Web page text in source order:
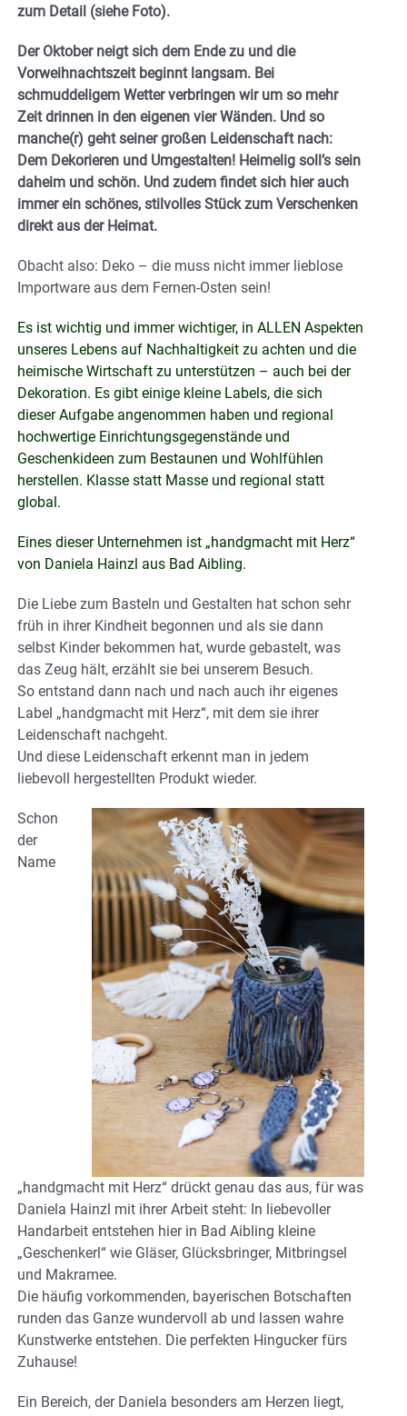
zum Detail (siehe Foto).
Der Oktober neigt sich dem Ende zu und die
Vorweihnachtszeit beginnt langsam. Bei
schmuddeligem Wetter verbringen wir um so mehr
Zeit drinnen in den eigenen vier Wänden. Und so
manche(r) geht seiner großen Leidenschaft nach:
Dem Dekorieren und Umgestalten! Heimelig soll’s sein
daheim und schön. Und zudem findet sich hier auch
immer ein schönes, stilvolles Stück zum Verschenken
direkt aus der Heimat.
Obacht also: Deko – die muss nicht immer lieblose
Importware aus dem Fernen-Osten sein!
Es ist wichtig und immer wichtiger, in ALLEN Aspekten
unseres Lebens auf Nachhaltigkeit zu achten und die
heimische Wirtschaft zu unterstützen – auch bei der
Dekoration. Es gibt einige kleine Labels, die sich
dieser Aufgabe angenommen haben und regional
hochwertige Einrichtungsgegenstände und
Geschenkideen zum Bestaunen und Wohlfühlen
herstellen. Klasse statt Masse und regional statt
global.
Eines dieser Unternehmen ist „handgmacht mit Herz“
von Daniela Hainzl aus Bad Aibling.
Die Liebe zum Basteln und Gestalten hat schon sehr
früh in ihrer Kindheit begonnen und als sie dann
selbst Kinder bekommen hat, wurde gebastelt, was
das Zeug hält, erzählt sie bei unserem Besuch.
So entstand dann nach und nach auch ihr eigenes
Label „handgmacht mit Herz“, mit dem sie ihrer
Leidenschaft nachgeht.
Und diese Leidenschaft erkennt man in jedem
liebevoll hergestellten Produkt wieder.
Schon
der
Name
„handgmacht mit Herz“ drückt genau das aus, für was
Daniela Hainzl mit ihrer Arbeit steht: In liebevoller
Handarbeit entstehen hier in Bad Aibling kleine
„Geschenkerl“ wie Gläser, Glücksbringer, Mitbringsel
und Makramee.
Die häufig vorkommenden, bayerischen Botschaften
runden das Ganze wundervoll ab und lassen wahre
Kunstwerke entstehen. Die perfekten Hingucker fürs
Zuhause!
Ein Bereich, der Daniela besonders am Herzen liegt,